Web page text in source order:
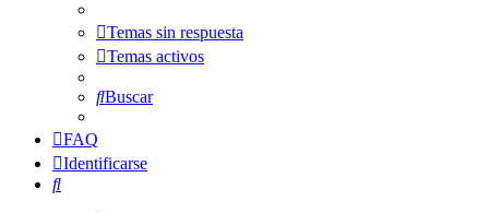
Temas sin respuesta
Temas activos
Buscar
FAQ
Identificarse
Buscar